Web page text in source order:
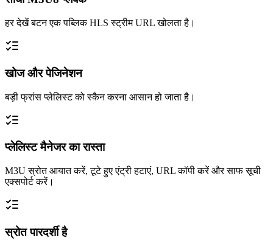
हर देखें बटन एक पब्लिक HLS स्ट्रीम URL खोलता है।
खोज और पेजिनेशन
बड़ी फ्रांस प्लेलिस्ट को स्कैन करना आसान हो जाता है।
प्लेलिस्ट मैनेजर का रास्ता
M3U स्रोत आयात करें, टूटे हुए एंट्री हटाएं, URL कॉपी करें और साफ सूची
एक्सपोर्ट करें।
स्रोत पारदर्शी है